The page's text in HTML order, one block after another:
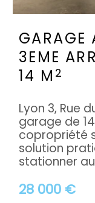
GARAGE
3EME
14 M 2
28 000 €
Lyon 3, Rue
garage de
copropriété
solution
stationner